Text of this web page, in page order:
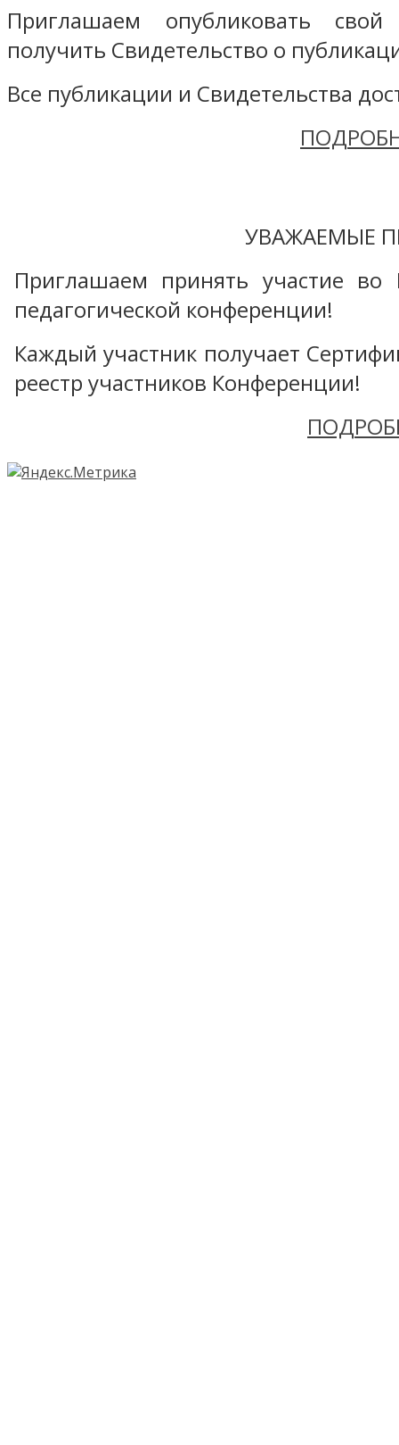
Приглашаем опубликовать
получить Свидетельство о
Все публикации и Свидетельства
УВАЖАЕМЫЕ
Приглашаем принять участие во
педагогической конференции!
Каждый участник получает
реестр участников Конференции!